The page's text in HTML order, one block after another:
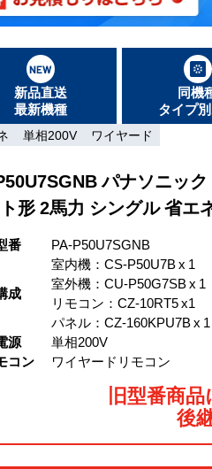
新品直送
最新機種
同機
タイプ
単相200V ワイヤード
パナソニッ
形 2馬力 シングル 省エ
番 PA-P50U7SGNB
成
室内機：CS-P50U7B x 1
室外機：CU-P50G7SB x 1
リモコン：CZ-10RT5 x1
パネル：CZ-160KPU7B x 1
源
単相200V
コン
ワイヤードリモコン
旧型番商
後